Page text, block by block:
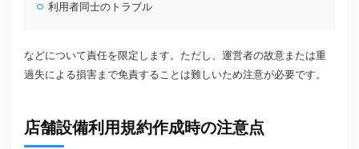
利用者同士のトラブル
などについて責任を限定します。ただし、運営者の故意または重
過失による損害まで免責することは難しいため注意が必要です。
店舗設備利用規約作成時の注意点